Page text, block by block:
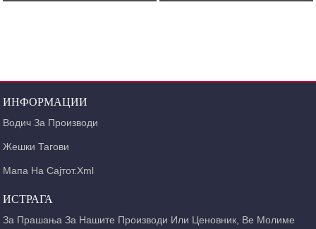
ДОМА ПРОИЗВОДИ
РЕФЛЕКТИРАЧКА ЛЕНТА
СУПЕР КВАЛИТЕТНА РЕФЛЕКТИРАЧКА ЛЕНТА
РЕФЛЕКСИЈА НА ПОДЛОГАТА НА ТЦ
ИНФОРМАЦИИ
Водич За Производи
Жешки Тагови
Мапа На Сајтот.xml
ИСТРАГА
За Прашања За Нашите Производи Или Ценовник, Ве Молиме